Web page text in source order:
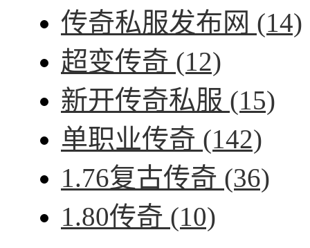
传奇私服发布网 (14)
超变传奇 (12)
新开传奇私服 (15)
单职业传奇 (142)
1.76复古传奇 (36)
1.80传奇 (10)